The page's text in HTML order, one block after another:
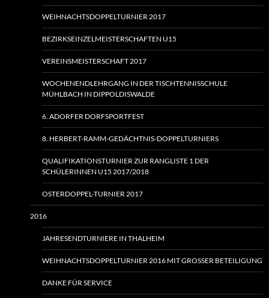
WEIHNACHTSDOPPELTURNIER 2017
BEZIRKSEINZELMEISTERSCHAFTEN U15
VEREINSMEISTERSCHAFT 2017
WOCHENENDLEHRGANG IN DER TISCHTENNISSCHULE
MÜHLBACH IN DIPPOLDISWALDE
6. ADORFER DORFSPORTFEST
8. HERBERT-RAMM-GEDÄCHTNIS-DOPPELTURNIERS
QUALIFIKATIONSTURNIER ZUR RANGLISTE 1 DER
SCHÜLERINNEN U15 2017/2018
OSTERDOPPEL-TURNIER 2017
2016
JAHRESENDTURNIERE IN THALHEIM
WEIHNACHTSDOPPELTURNIER 2016 MIT GROSSER BETEILIGUNG
DANKE FÜR SERVICE